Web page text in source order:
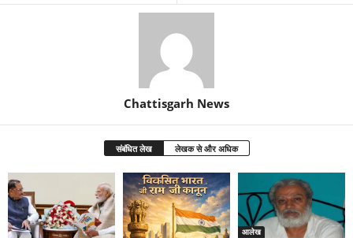
Chattisgarh News
संबंधित लेख लेखक से और अधिक
आलेख